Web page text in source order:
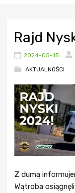
Rajd
2024-05-15
AKTUALNOŚCI
Z dumą
Wątroba